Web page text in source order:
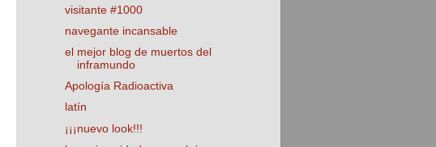
visitante #1000
navegante incansable
el mejor blog de muertos del
inframundo
Apología Radioactiva
latín
¡¡¡nuevo look!!!